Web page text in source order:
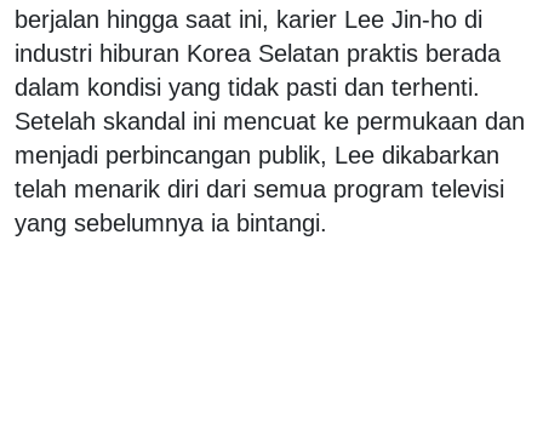
berjalan hingga saat ini, karier Lee Jin-ho di
industri hiburan Korea Selatan praktis berada
dalam kondisi yang tidak pasti dan terhenti.
Setelah skandal ini mencuat ke permukaan dan
menjadi perbincangan publik, Lee dikabarkan
telah menarik diri dari semua program televisi
yang sebelumnya ia bintangi.